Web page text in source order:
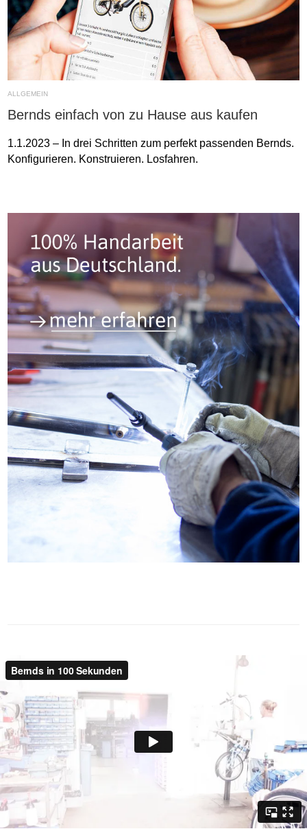
ALLGEMEIN
Bernds einfach von zu Hause aus kaufen
1.1.2023 – In drei Schritten zum perfekt passenden Bernds.
Konfigurieren. Konstruieren. Losfahren.